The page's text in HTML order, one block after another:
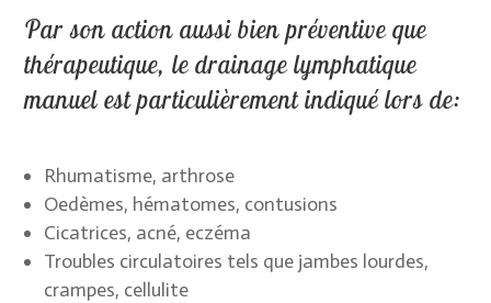
Par son actionaussi bien préventive que
thérapeutique, le drainage lymphatique
manuel est particulièrement indiqué lors de:
Rhumatisme, arthrose
Oedèmes, hématomes, contusions
Cicatrices, acné, eczéma
Troubles circulatoires tels que jambes lourdes,
crampes, cellulite